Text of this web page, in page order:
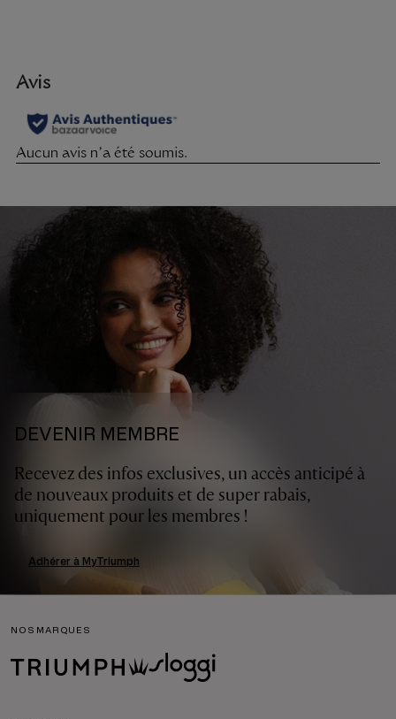
DEVENIR MEMBRE
Recevez des infos exclusives, un accès anticipé à
de nouveaux produits et de super rabais,
uniquement pour les membres !
Adhérer à MyTriumph
NOS MARQUES